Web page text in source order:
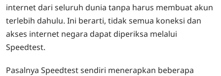
internet dari seluruh dunia tanpa harus membuat akun
terlebih dahulu. Ini berarti, tidak semua koneksi dan
akses internet negara dapat diperiksa melalui
Speedtest.
Pasalnya Speedtest sendiri menerapkan beberapa